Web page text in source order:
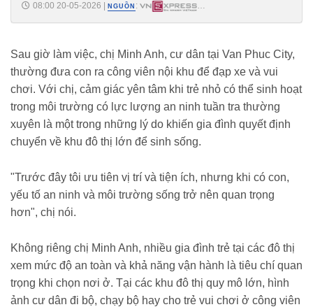
08:00 20-05-2026 NGUỒN :
Sau giờ làm việc, chị Minh Anh, cư dân tại Van Phuc City,
thường đưa con ra công viên nội khu để đạp xe và vui
chơi. Với chị, cảm giác yên tâm khi trẻ nhỏ có thể sinh hoạt
trong môi trường có lực lượng an ninh tuần tra thường
xuyên là một trong những lý do khiến gia đình quyết định
chuyển về khu đô thị lớn để sinh sống.
"Trước đây tôi ưu tiên vị trí và tiện ích, nhưng khi có con,
yếu tố an ninh và môi trường sống trở nên quan trọng
hơn", chị nói.
Không riêng chị Minh Anh, nhiều gia đình trẻ tại các đô thị
xem mức độ an toàn và khả năng vận hành là tiêu chí quan
trọng khi chọn nơi ở. Tại các khu đô thị quy mô lớn, hình
ảnh cư dân đi bộ, chạy bộ hay cho trẻ vui chơi ở công viên